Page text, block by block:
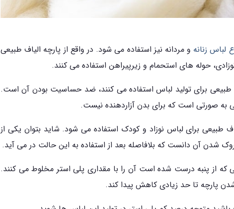
لباس زنانه و مردانه نیز استفاده می شود. در واقع از پارچه الیاف طبیعی
حوله های استحمام و زیرپیراهن استفاده می کنند.
طبیعی برای تولید لباس استفاده می کنند، ضد حساسیت بودن آن است.
به صورتی است که برای بدن آزاردهنده نیست.
طبیعی برای لباس نوزاد و کودک استفاده می شود. شاید بتوان یکی از
شدن آن دانست که بلافاصله بعد از استفاده به این حالت در می آید.
که از پنبه درست شده است آن را با مقداری پلی استر مخلوط می کنند.
پارچه تا حد زیادی کاهش پیدا کند.